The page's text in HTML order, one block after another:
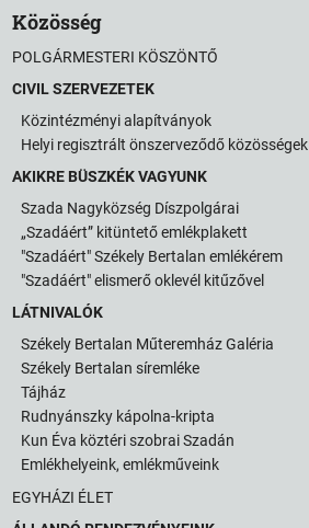
Közösség
POLGÁRMESTERI KÖSZÖNTŐ
CIVIL SZERVEZETEK
Közintézményi alapítványok
Helyi regisztrált önszerveződő közösségek
AKIKRE BÜSZKÉK VAGYUNK
Szada Nagyközség Díszpolgárai
„Szadáért” kitüntető emlékplakett
"Szadáért" Székely Bertalan emlékérem
"Szadáért" elismerő oklevél kitűzővel
LÁTNIVALÓK
Székely Bertalan Műteremház Galéria
Székely Bertalan síremléke
Tájház
Rudnyánszky kápolna-kripta
Kun Éva köztéri szobrai Szadán
Emlékhelyeink, emlékműveink
EGYHÁZI ÉLET